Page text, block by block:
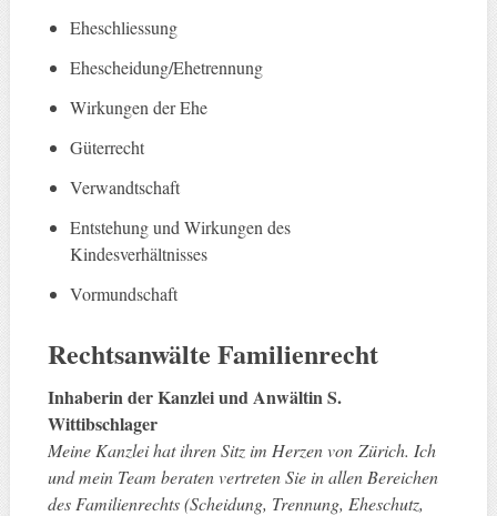
Eheschliessung
Ehescheidung/Ehetrennung
Wirkungen der Ehe
Güterrecht
Verwandtschaft
Entstehung und Wirkungen des
Kindesverhältnisses
Vormundschaft
Rechtsanwälte Familienrecht
Inhaberin der Kanzlei und Anwältin S.
Wittibschlager
Meine Kanzlei hat ihren Sitz im Herzen von Zürich. Ich
und mein Team beraten vertreten Sie in allen Bereichen
des Familienrechts (Scheidung, Trennung, Eheschutz,